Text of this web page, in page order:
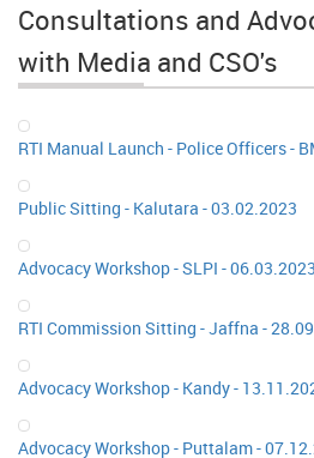
Consultations and
with Media and CSO's
RTI Manual Launch - Police Officers -
Public Sitting - Kalutara - 03.02.2023
Advocacy Workshop - SLPI - 06.03.2023
RTI Commission Sitting - Jaffna -
Advocacy Workshop - Kandy -
Advocacy Workshop - Puttalam -